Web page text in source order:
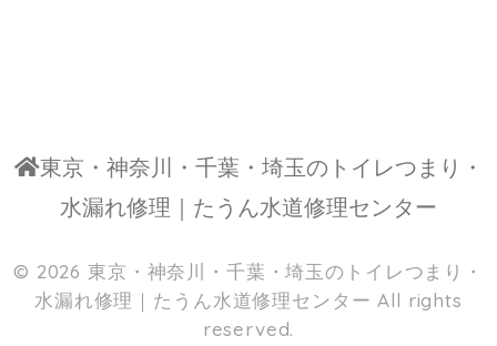
東京・神奈川・千葉・埼玉のトイレつまり・
水漏れ修理｜たうん水道修理センター
© 2026 東京・神奈川・千葉・埼玉のトイレつまり・
水漏れ修理｜たうん水道修理センター All rights
reserved.